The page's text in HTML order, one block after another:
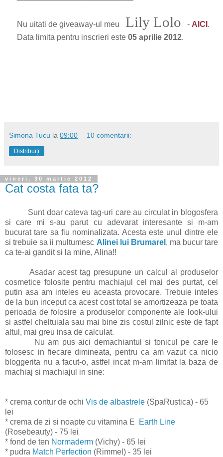
Nu uitati de giveaway-ul meu Lily Lolo - AICI .
Data limita pentru inscrieri este 05 aprilie 2012.
Simona Tucu la 09:00 10 comentarii:
Distribuiți
vineri, 30 martie 2012
Cat costa fata ta?
Sunt doar cateva tag-uri care au circulat in blogosfera
si care mi s-au parut cu adevarat interesante si m-am
bucurat tare sa fiu nominalizata. Acesta este unul dintre ele
si trebuie sa ii multumesc Alinei lui Brumarel , ma bucur tare
ca te-ai gandit si la mine, Alina!!
Asadar acest tag presupune un calcul al produselor
cosmetice folosite pentru machiajul cel mai des purtat, cel
putin asa am inteles eu aceasta provocare. Trebuie inteles
de la bun inceput ca acest cost total se amortizeaza pe toata
perioada de folosire a produselor componente ale look-ului
si astfel cheltuiala sau mai bine zis costul zilnic este de fapt
altul, mai greu insa de calculat.
Nu am pus aici demachiantul si tonicul pe care le
folosesc in fiecare dimineata, pentru ca am vazut ca nicio
bloggerita nu a facut-o, astfel incat m-am limitat la baza de
machiaj si machiajul in sine:
* crema contur de ochi Vis de albastrele (SpaRustica) - 65
lei
* crema de zi si noapte cu vitamina E
Earth Line
(Rosebeauty) - 75 lei
* fond de ten Normaderm (Vichy) - 65 lei
* pudra Match Perfection (Rimmel) - 35 lei